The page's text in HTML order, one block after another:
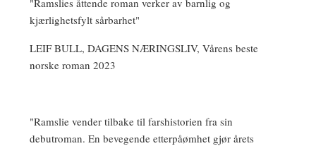
kjærlighetsfylt sårbarhet"
LEIF BULL, DAGENS NÆRINGSLIV, Vårens beste
norske roman 2023
"Ramslie vender tilbake til farshistorien fra sin
debutroman. En bevegende etterpåømhet gjør årets